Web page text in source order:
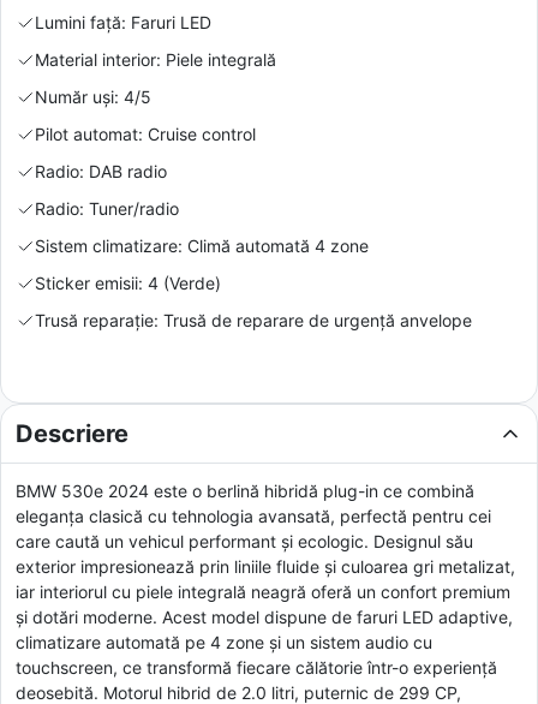
Lumini față: Faruri LED
Material interior: Piele integrală
Număr uși: 4/5
Pilot automat: Cruise control
Radio: DAB radio
Radio: Tuner/radio
Sistem climatizare: Climă automată 4 zone
Sticker emisii: 4 (Verde)
Trusă reparație: Trusă de reparare de urgență anvelope
Descriere
BMW 530e 2024 este o berlină hibridă plug-in ce combină
eleganța clasică cu tehnologia avansată, perfectă pentru cei
care caută un vehicul performant și ecologic. Designul său
exterior impresionează prin liniile fluide și culoarea gri metalizat,
iar interiorul cu piele integrală neagră oferă un confort premium
și dotări moderne. Acest model dispune de faruri LED adaptive,
climatizare automată pe 4 zone și un sistem audio cu
touchscreen, ce transformă fiecare călătorie într-o experiență
deosebită. Motorul hibrid de 2.0 litri, puternic de 299 CP,